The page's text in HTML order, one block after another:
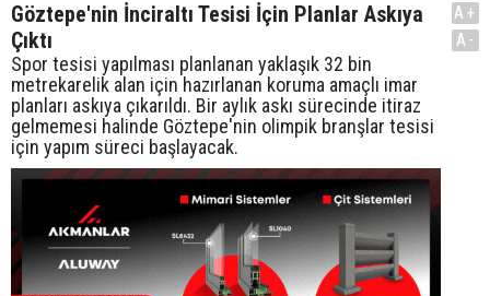
Göztepe'nin İnciraltı Tesisi İçin Planlar Askıya
Çıktı
Spor tesisi yapılması planlanan yaklaşık 32 bin
metrekarelik alan için hazırlanan koruma amaçlı imar
planları askıya çıkarıldı. Bir aylık askı sürecinde itiraz
gelmemesi halinde Göztepe'nin olimpik branşlar tesisi
için yapım süreci başlayacak.
A+
A-